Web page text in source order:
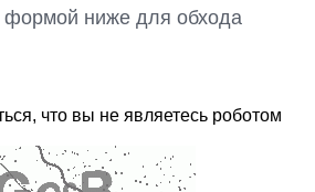
формой ниже для обхода
что вы не являетесь роботом